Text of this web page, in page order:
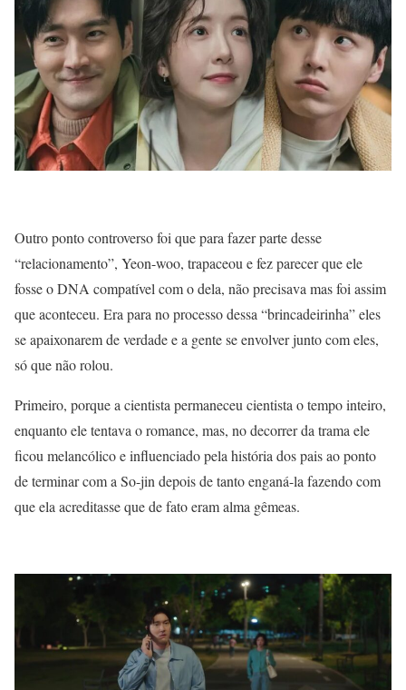
Outro ponto controverso foi que para fazer parte desse
“relacionamento”, Yeon-woo, trapaceou e fez parecer que ele
fosse o DNA compatível com o dela, não precisava mas foi assim
que aconteceu. Era para no processo dessa “brincadeirinha” eles
se apaixonarem de verdade e a gente se envolver junto com eles,
só que não rolou.
Primeiro, porque a cientista permaneceu cientista o tempo inteiro,
enquanto ele tentava o romance, mas, no decorrer da trama ele
ficou melancólico e influenciado pela história dos pais ao ponto
de terminar com a So-jin depois de tanto enganá-la fazendo com
que ela acreditasse que de fato eram alma gêmeas.